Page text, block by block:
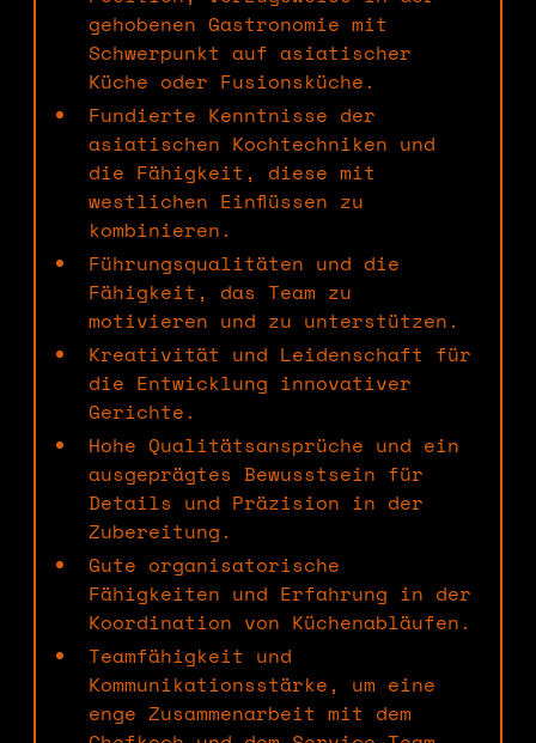
gehobenen Gastronomie mit
Schwerpunkt auf asiatischer
Küche oder Fusionsküche.
Fundierte Kenntnisse der
asiatischen Kochtechniken und
die Fähigkeit, diese mit
westlichen Einflüssen zu
kombinieren.
Führungsqualitäten und die
Fähigkeit, das Team zu
motivieren und zu unterstützen.
Kreativität und Leidenschaft für
die Entwicklung innovativer
Gerichte.
Hohe Qualitätsansprüche und ein
ausgeprägtes Bewusstsein für
Details und Präzision in der
Zubereitung.
Gute organisatorische
Fähigkeiten und Erfahrung in der
Koordination von Küchenabläufen.
Teamfähigkeit und
Kommunikationsstärke, um eine
enge Zusammenarbeit mit dem